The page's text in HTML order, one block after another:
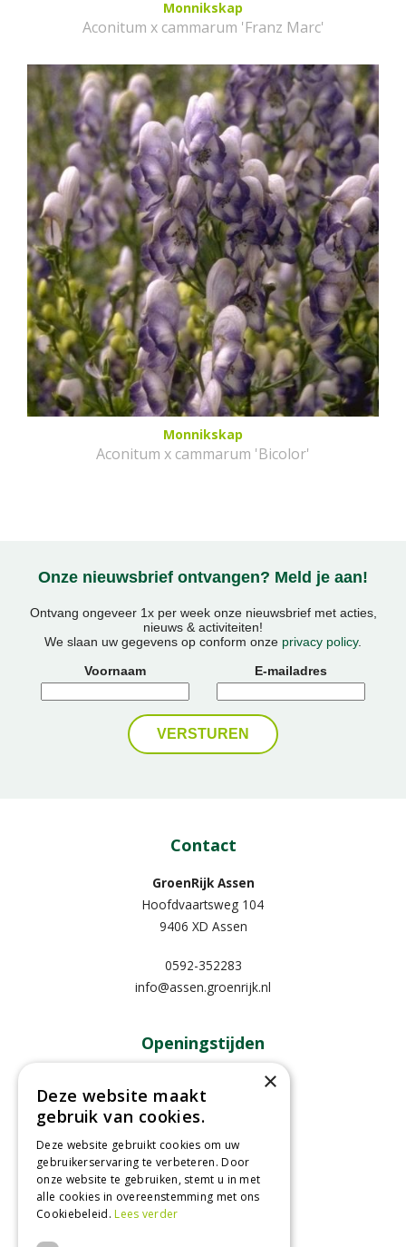
Monnikskap
Aconitum x cammarum 'Franz Marc'
Monnikskap
Aconitum x cammarum 'Bicolor'
Onze nieuwsbrief ontvangen? Meld je aan!
Ontvang ongeveer 1x per week onze nieuwsbrief met acties,
nieuws & activiteiten!
We slaan uw gegevens op conform onze privacy policy.
Voornaam
E-mailadres
Contact
GroenRijk Assen
Hoofdvaartsweg 104
9406 XD Assen
0592-352283
info@assen.groenrijk.nl
Openingstijden
09:00 - 18:00
Dinsdag
Woensdag
Donderdag
09:00 - 18:00
Vrijdag
09:00 - 18:00
Zaterdag
09:00 - 17:00
Toon alle openingstijden
×
Deze website maakt
gebruik van cookies.
Deze website gebruikt cookies om uw
gebruikerservaring te verbeteren. Door
onze website te gebruiken, stemt u in met
alle cookies in overeenstemming met ons
Cookiebeleid.Lees verder